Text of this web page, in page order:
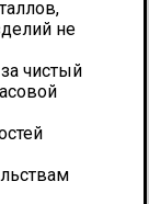
не
чистый